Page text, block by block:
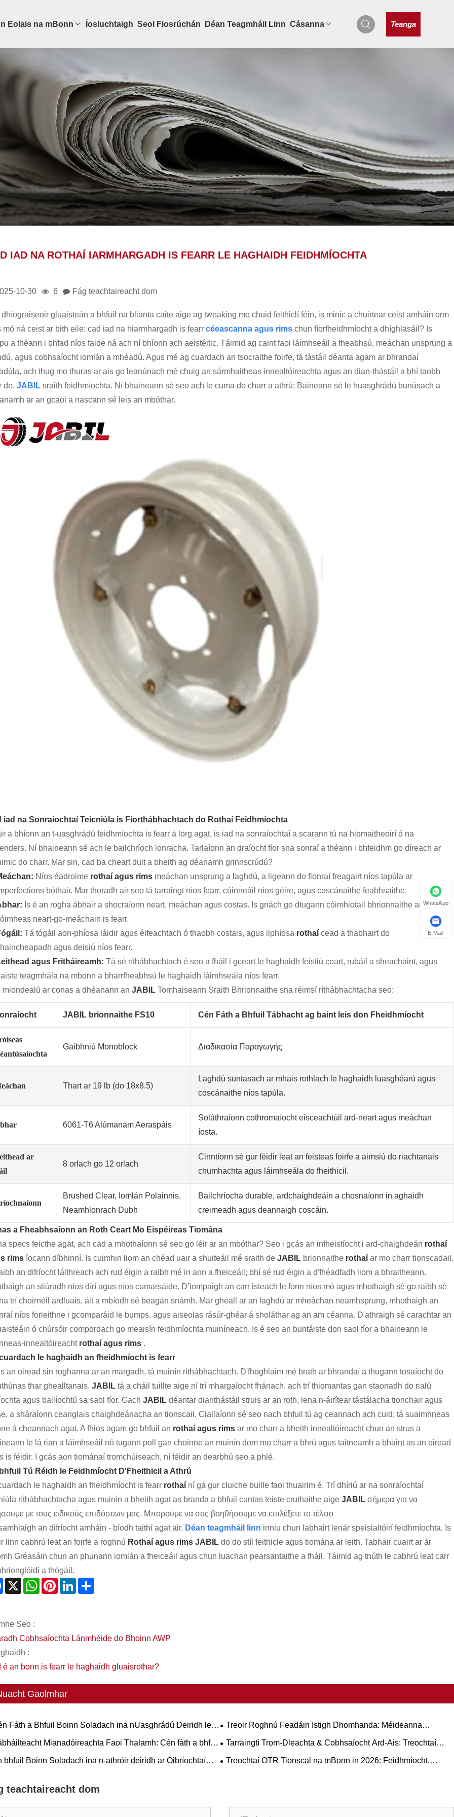
Eolais na mBonn Íosluchtaigh Seol Fiosrúchán Déan Teagmháil Linn Cásanna Teanga
IAD NA ROTHAÍ IARMHARGADH IS FEARR LE HAGHAIDH FEIDHMÍOCHTA
10-30 6 Fág teachtaireacht dom
dhíograiseoir gluaisteán a bhfuil na blianta caite aige ag tweaking mo chuid feithiclí féin, is minic a chuirtear ceist amháin orm
mó ná ceist ar bith eile: cad iad na hiarmhargadh is fearr céeascanna agus rims chun fíorfheidhmíocht a dhíghlasáil? Is
a théann i bhfad níos faide ná ach ní bhíonn ach aeistéitic. Táimid ag caint faoi láimhseáil a fheabhsú, meáchan unsprung a
agus cobhsaíocht iomlán a mhéadú. Agus mé ag cuardach an tsocraithe foirfe, tá tástáil déanta agam ar bhrandaí
ach thug mo thuras ar ais go leanúnach mé chuig an sármhaitheas innealtóireachta agus an dian-thástáil a bhí taobh
de. JABIL sraith feidhmíochta. Ní bhaineann sé seo ach le cuma do charr a athrú; Baineann sé le huasghrádú bunúsach a
ar an gcaoi a nascann sé leis an mbóthar.
iad na Sonraíochtaí Teicniúla is Fíorthábhachtach do Rothaí Feidhmíochta
a bhíonn an t-uasghrádú feidhmíochta is fearr á lorg agat, is iad na sonraíochtaí a scarann ​​tú na hiomaitheoirí ó na
Ní bhaineann sé ach le bailchríoch lonracha. Tarlaíonn an draíocht fíor sna sonraí a théann i bhfeidhm go díreach ar
do charr. Mar sin, cad ba cheart duit a bheith ag déanamh grinnscrúdú?
Níos éadroime rothaí agus rims meáchan unsprung a laghdú, a ligeann do fionraí freagairt níos tapúla ar
bóthair. Mar thoradh air seo tá tarraingt níos fearr, cúinneáil níos géire, agus coscánaithe feabhsaithe.
Is é an rogha ábhair a shocraíonn neart, meáchan agus costas. Is gnách go dtugann cóimhiotail bhrionnaithe an
neart-go-meáchain is fearr.
Tá tógáil aon-phíosa láidir agus éifeachtach ó thaobh costais, agus ilphíosa rothaí cead a thabhairt do
agus deisiú níos fearr.
agus Fritháireamh: Tá sé ríthábhachtach é seo a fháil i gceart le haghaidh feistiú ceart, rubáil a sheachaint, agus
teagmhála na mbonn a bharrfheabhsú le haghaidh láimhseála níos fearr.
miondealú ar conas a dhéanann an JABIL Tomhaiseann Sraith Bhrionnaithe sna réimsí ríthábhachtacha seo:
JABIL brionnaithe FS10 Cén Fáth a Bhfuil Tábhacht ag baint leis don Fheidhmíocht
Gaibhniú Monoblock Διαδικασία Παραγωγής
Thart ar 19 lb (do 18x8.5)
Laghdú suntasach ar mhais rothlach le haghaidh luasghéarú agus
coscánaithe níos tapúla.
6061-T6 Alúmanam Aeraspáis
Soláthraíonn cothromaíocht eisceachtúil ard-neart agus meáchan
íosta.
ar
8 orlach go 12 orlach
Cinntíonn sé gur féidir leat an feisteas foirfe a aimsiú do riachtanais
chumhachta agus láimhseála do fheithicil.
Brushed Clear, Iomlán Polainnis,
Neamhlonrach Dubh
Bailchríocha durable, ardchaighdeáin a chosnaíonn in aghaidh
creimeadh agus deannaigh coscáin.
a Fheabhsaíonn an Roth Ceart Mo Eispéireas Tiomána
specs feicthe agat, ach cad a mhothaíonn sé seo go léir ar an mbóthar? Seo i gcás an infheistíocht i ard-chaighdeán rothaí
rims íocann díbhinní. Is cuimhin liom an chéad uair a shuiteáil mé sraith de JABIL brionnaithe rothaí ar mo charr tionscadail.
an difríocht láithreach ach rud éigin a raibh mé in ann a fheiceáil; bhí sé rud éigin a d'fhéadfadh liom a bhraitheann.
an stiúradh níos dírí agus níos cumarsáide. D’iompaigh an carr isteach le fonn níos mó agus mhothaigh sé go raibh sé
trí choirnéil ardluais, áit a mbíodh sé beagán snámh. Mar gheall ar an laghdú ar mheáchan neamhsprung, mhothaigh an
níos forleithne i gcomparáid le bumps, agus aiseolas rásúr-ghéar á sholáthar ag an am céanna. D'athraigh sé carachtar an
ó chúrsóir compordach go meaisín feidhmíochta muiníneach. Is é seo an buntáiste don saol fíor a bhaineann le
innealtóireacht rothaí agus rims .
le haghaidh an fheidhmíocht is fearr
an oiread sin roghanna ar an margadh, tá muinín ríthábhachtach. D'fhoghlaim mé brath ar bhrandaí a thugann tosaíocht do
thar ghealltanais. JABIL tá a cháil tuillte aige ní trí mhargaíocht fhánach, ach trí thiomantas gan staonadh do rialú
agus bailíochtú sa saol fíor. Gach JABIL déantar dianthástáil struis ar an roth, lena n-áirítear tástálacha tionchair agus
a sháraíonn ceanglais chaighdeánacha an tionscail. Ciallaíonn sé seo nach bhfuil tú ag ceannach ach cuid; tá suaimhneas
á cheannach agat. A fhios agam go bhfuil an rothaí agus rims ar mo charr a bheith innealtóireacht chun an strus a
le lá rian a láimhseáil nó tugann poll gan choinne an muinín dom mo charr a bhrú agus taitneamh a bhaint as an oiread
is féidir. I gcás aon tiománaí tromchúiseach, ní féidir an dearbhú seo a phlé.
Tú Réidh le Feidhmíocht D'Fheithicil a Athrú
le haghaidh an fheidhmíocht is fearr rothaí ní gá gur cluiche buille faoi thuairim é. Trí dhíriú ar na sonraíochtaí
ríthábhachtacha agus muinín a bheith agat as branda a bhfuil cuntas teiste cruthaithe aige JABIL σήμερα για να
με τους ειδικούς επιδόσεων μας. Μπορούμε να σας βοηθήσουμε να επιλέξετε το τέλειο
an difríocht amháin - bíodh taithí agat air. Déan teagmháil linn inniu chun labhairt lenár speisialtóirí feidhmíochta. Is
linn cabhrú leat an foirfe a roghnú Rothaí agus rims JABIL do do stíl feithicle agus tiomána ar leith. Tabhair cuairt ar ár
Gréasáin chun an phunann iomlán a fheiceáil agus chun luachan pearsantaithe a fháil. Táimid ag tnúth le cabhrú leat carr
a thógáil.
Facebook
X WhatsAppPinterestLinkedIn
Seo :
Cobhsaíochta Lánmhéide do Bhoinn AWP
:
é an bonn is fearr le haghaidh gluaisrothar?
Gaolmhar
Fáth a Bhfuil Boinn Soladach ina nUasghrádú Deiridh le
Sreafaí Oibre Trom-Dleachta?
Treoir Roghnú Feadáin Istigh Dhomhanda: Méideanna
Coitianta agus Feidhmchláir Bunaithe ar Chás do Rubair
Mianadóireachta Faoi Thalamh: Cén fáth a bhfuil
Sraith L-5S ríthábhachtach chun Deireadh a chur le Am
Tarraingtí Trom-Dleachta & Cobhsaíocht Ard-Ais: Treochtaí
Éileamh mBonn Rubair Trucaile agus Treoir Oibriúcháin
bhfuil Boinn Soladach ina n-athróir deiridh ar Oibríochtaí
Treochtaí OTR Tionscal na mBonn in 2026: Feidhmíocht,
teachtaireacht dom
WhatsApp
E-Mail